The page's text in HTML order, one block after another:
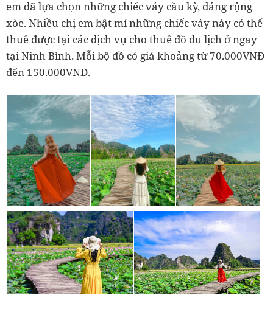
em đã lựa chọn những chiếc váy cầu kỳ, dáng rộng
xòe. Nhiều chị em bật mí những chiếc váy này có thể
thuê được tại các dịch vụ cho thuê đồ du lịch ở ngay
tại Ninh Bình. Mỗi bộ đồ có giá khoảng từ 70.000VNĐ
đến 150.000VNĐ.